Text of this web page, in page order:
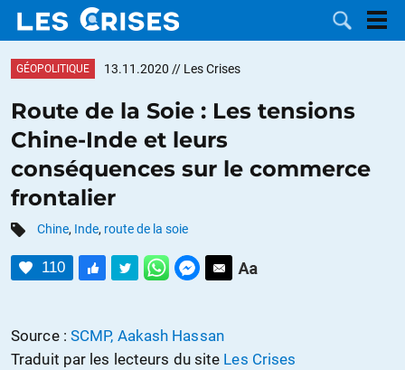
DOSSIERS
CATÉGORIES
CONTACTER
FAIRE UN
GÉOPOLITIQUE 13.11.2020 // Les Crises
Route de la Soie : Les tensions
Chine-Inde et leurs
conséquences sur le commerce
frontalier
Chine, Inde, route de la soie
110
Source : SCMP, Aakash Hassan
Traduit par les lecteurs du site Les Crises